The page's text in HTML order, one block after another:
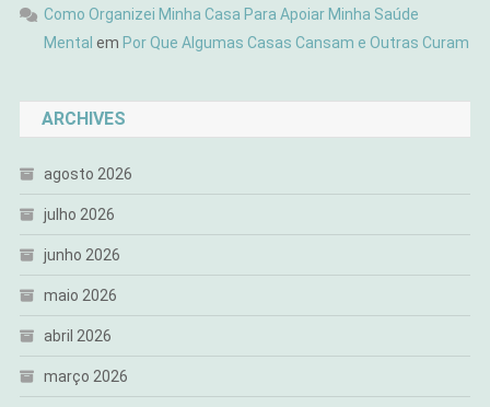
Como Organizei Minha Casa Para Apoiar Minha Saúde
Mental em Por Que Algumas Casas Cansam e Outras Curam
ARCHIVES
agosto 2026
julho 2026
junho 2026
maio 2026
abril 2026
março 2026